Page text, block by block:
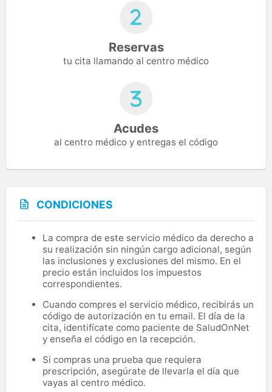
Reservas
tu cita llamando al centro médico
Acudes
al centro médico y entregas el código
CONDICIONES
La compra de este servicio médico da derecho a
su realización sin ningún cargo adicional, según
las inclusiones y exclusiones del mismo. En el
precio están incluidos los impuestos
correspondientes.
Cuando compres el servicio médico, recibirás un
código de autorización en tu email. El día de la
cita, identifícate como paciente de SaludOnNet
y enseña el código en la recepción.
Si compras una prueba que requiera
prescripción, asegúrate de llevarla el día que
vayas al centro médico.